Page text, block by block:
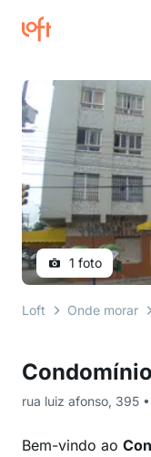
rua luiz afonso, 395
Bem-vindo ao
1 foto
Loft Onde morar